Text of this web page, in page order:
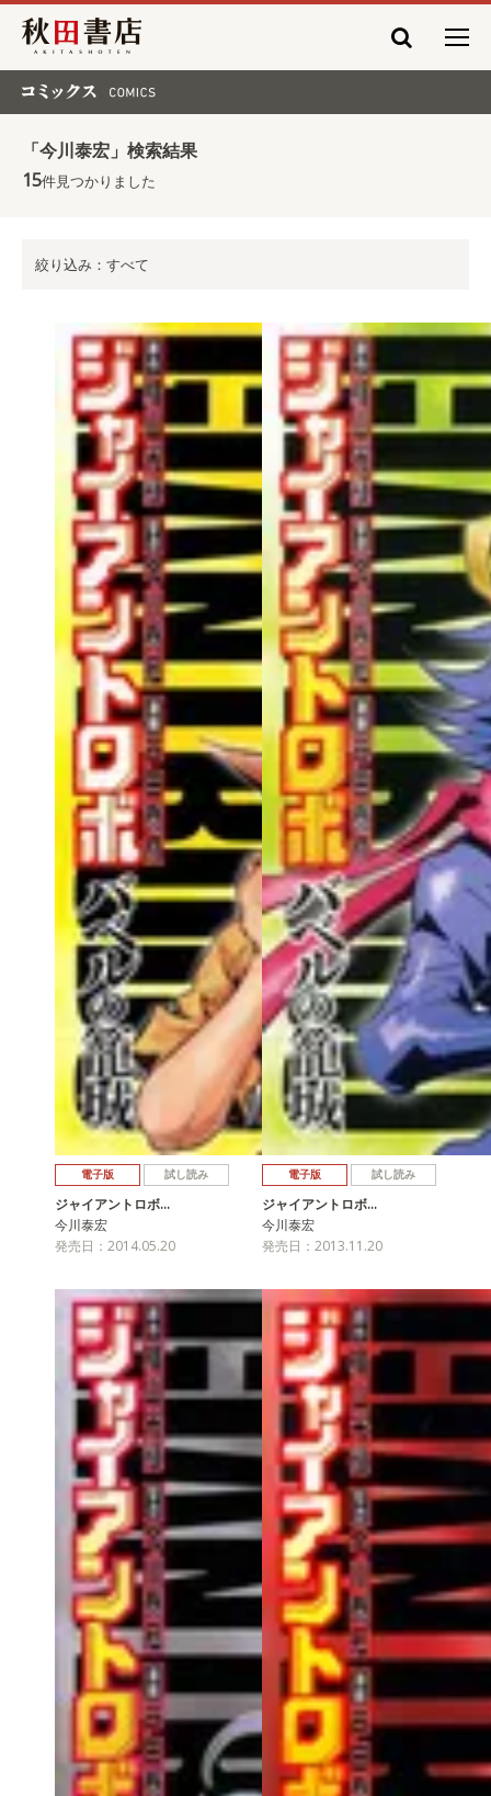
秋田書店
「今川泰宏」検索結果
15件見つかりました
絞り込み：すべて
電子版 試し読み
ジャイアントロボ…
今川泰宏
発売日：2014.05.20
電子版 試し読み
ジャイアントロボ…
今川泰宏
発売日：2013.11.20